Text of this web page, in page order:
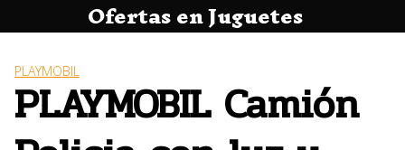
al
Ofertas en Juguetes
PLAYMOBIL
PLAYMOBIL Camión